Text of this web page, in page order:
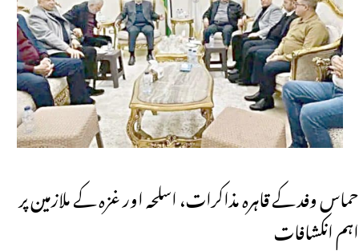
حماس وفد کے قاہرہ مذاکرات، اسلحہ اور غزہ کے ملازمین پر
اہم انکشافات